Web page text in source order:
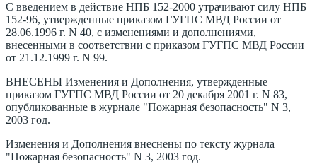
С введением в действие НПБ 152-2000 утрачивают силу НПБ
152-96, утвержденные приказом ГУГПС МВД России от
28.06.1996 г. N 40, с изменениями и дополнениями,
внесенными в соответствии с приказом ГУГПС МВД России
от 21.12.1999 г. N 99.
ВНЕСЕНЫ Изменения и Дополнения, утвержденные
приказом ГУГПС МВД России от 20 декабря 2001 г. N 83,
опубликованные в журнале "Пожарная безопасность" N 3,
2003 год.
Изменения и Дополнения внеснены по тексту журнала
"Пожарная безопасность" N 3, 2003 год.